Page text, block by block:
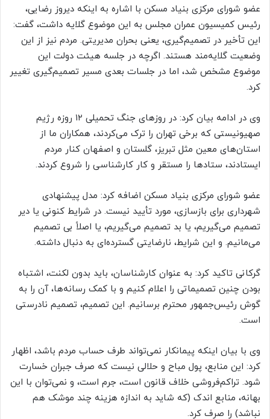
عضو شورای مرکزی بنیاد مسکن با اشاره به اینکه دیروز رضایی،
رئیس کمیسیون عمران مجلس به این موضوع گلایه داشت، گفت:
این تأخیر در تصمیم‌گیری، یعنی بحران مدیریتی. مردم نیز از این
وضعیت گلایه‌مند هستند. اگرچه در جلسه هیئت دولت این
موضوع مشخص شد، اما در جلسات بعدی مسیر تصمیم‌گیری تغییر
کرد.
وی در ادامه بیان کرد: در روزهای جنگ تحمیلی ۱۲ روزه رژیم
صهیونیستی که برخی تهران را ترک می‌کردند، همکاران ما از
استان‌های معین مثل تبریز، گلستان و اصفهان کنار مردم
ایستادند، ستادها را مستقر و کار کارشناسی را شروع کردند.
عضو شورای مرکزی بنیاد مسکن اضافه کرد: مدل پیشنهادی
شهرداری برای بازسازی، مورد تأیید نیست. در شرایط کنونی یا دیر
تصمیم می‌گیریم، یا بد تصمیم می‌گیریم، یا اصلاً بی تصمیم
می‌مانیم. و این شرایط، نارضایتی گسترده‌ای به دنبال داشته.
گرکانی تاکید کرد: به عنوان کارشناسان، باید بدون لکنت، اشتباه
بودن چنین تصمیماتی را اعلام کنیم و با کمک رسانه‌ها، آن را به
گوش رئیس‌جمهور محترم برسانیم. این تصمیم، تصمیم نادرستی
است.
وی با بیان اینکه پیمانکار نمی‌تواند طرف حساب مردم باشد، اظهار
کرد: این منابع، پول مباح و حلالی نیست که صرف جبران خسارت
شود. تراکم‌فروشی خلاف قانون است، جرم است، و نمی‌توان با این
بهانه، منابع اندک (که شاید به اندازه هزینه چند موشک هم
نباشد) را صرف کرد.